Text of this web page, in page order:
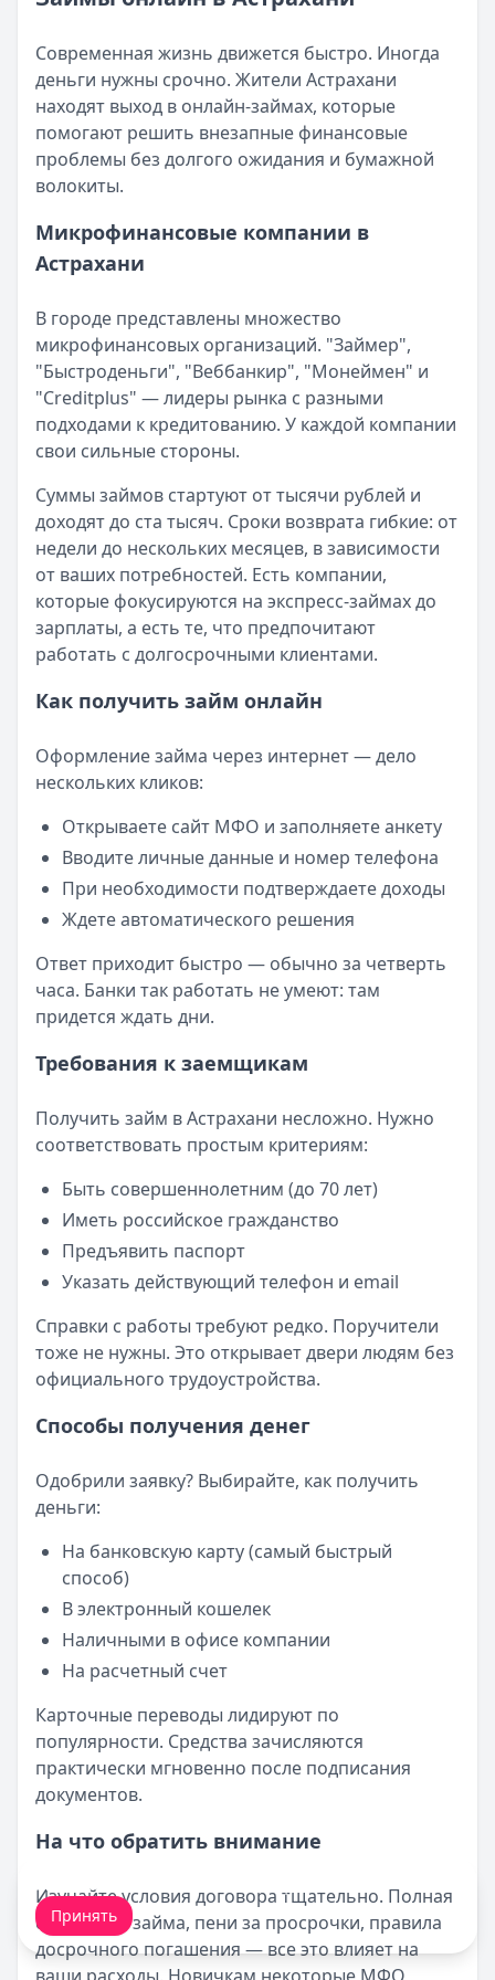
Все статьи
Опубликовано:5 декабря 2025 г.
Категория: МФО
Читать новость
Срочный микрозайм 15 000 ₽ на карту: свежая
Кратко:Нужны 15 000 рублей на карту прямо сегодня?
Опубликовано:
Читать новость
Рекордный рост доли клиентов МФО с iPhone: что
Опубликовано:5 декабря 2025 г.
Категория:МФО
Читать новость
57 сервисов микрозаймов через Госуслуги: где
Кратко:Авторизация через Госуслуги ускоряет
Опубликовано:23 ноября 2025 г.
Читать новость
Смс о «одобренном займе» от Bigmani Ru: как
Кратко:Пришло СМС об одобрении займа от Bigmani
Опубликовано:23 ноября 2025 г.
Категория:МФО
Читать новость
Все новости
Современная жизнь движется быстро. Иногда
деньги нужны срочно. Жители Астрахани
находят выход в онлайн-займах, которые
помогают решить внезапные финансовые
проблемы без долгого ожидания и бумажной
волокиты.
Микрофинансовые компании в
Астрахани
В городе представлены множество
микрофинансовых организаций. "Займер",
"Быстроденьги", "Веббанкир", "Монеймен" и
"Creditplus" — лидеры рынка с разными
подходами к кредитованию. У каждой компании
свои сильные стороны.
Суммы займов стартуют от тысячи рублей и
доходят до ста тысяч. Сроки возврата гибкие: от
недели до нескольких месяцев, в зависимости
от ваших потребностей. Есть компании,
которые фокусируются на экспресс-займах до
зарплаты, а есть те, что предпочитают
работать с долгосрочными клиентами.
Как получить займ онлайн
Оформление займа через интернет — дело
нескольких кликов:
Открываете сайт МФО и заполняете анкету
Вводите личные данные и номер телефона
При необходимости подтверждаете доходы
Ждете автоматического решения
Ответ приходит быстро — обычно за четверть
часа. Банки так работать не умеют: там
придется ждать дни.
Требования к заемщикам
Получить займ в Астрахани несложно. Нужно
соответствовать простым критериям:
Быть совершеннолетним (до 70 лет)
Иметь российское гражданство
Предъявить паспорт
Указать действующий телефон и email
Справки с работы требуют редко. Поручители
тоже не нужны. Это открывает двери людям без
официального трудоустройства.
Способы получения денег
Одобрили заявку? Выбирайте, как получить
деньги:
На банковскую карту (самый быстрый
способ)
В электронный кошелек
Наличными в офисе компании
На расчетный счет
Карточные переводы лидируют по
популярности. Средства зачисляются
практически мгновенно после подписания
документов.
На что обратить внимание
Изучайте условия договора тщательно. Полная
стоимость займа, пени за просрочки, правила
досрочного погашения — все это влияет на
Мы обрабатываем ваши
Принять